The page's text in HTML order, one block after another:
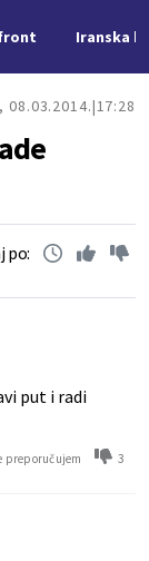
Iranska
08.03.2014. 17:28
po:
put i radi
preporučujem 3